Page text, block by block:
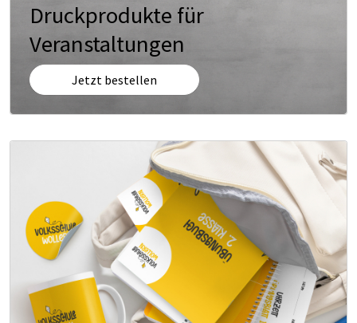
Druckprodukte für
Veranstaltungen
Jetzt bestellen